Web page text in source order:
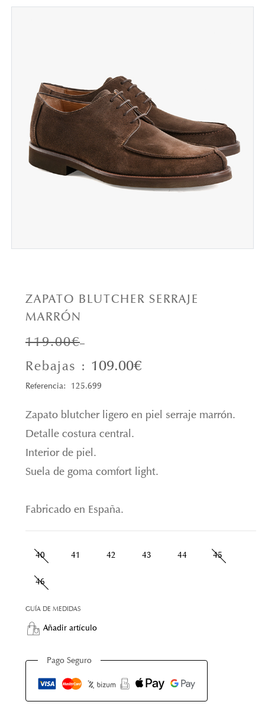
ZAPATO BLUTCHER SERRAJE
MARRÓN
119.00€
Rebajas : 109.00€
Referencia: 125.699
Zapato blutcher ligero en piel serraje marrón.
Detalle costura central.
Interior de piel.
Suela de goma comfort light.
Fabricado en España.
40 41 42 43 44 45
46
GUÍA DE MEDIDAS
Añadir artículo
Pago Seguro